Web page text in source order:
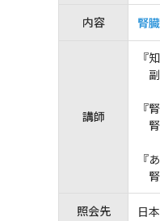
内容 腎
講師
『
『
『
照会先 日